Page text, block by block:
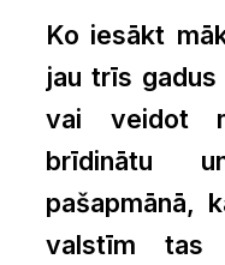
Ko iesākt
jau trīs
vai veidot
brīdinātu
pašapmānā,
valstīm tas